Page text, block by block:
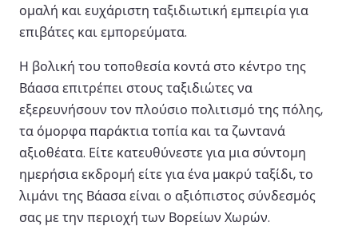
ομαλή και ευχάριστη ταξιδιωτική εμπειρία για
επιβάτες και εμπορεύματα.
Η βολική του τοποθεσία κοντά στο κέντρο της
Βάασα επιτρέπει στους ταξιδιώτες να
εξερευνήσουν τον πλούσιο πολιτισμό της πόλης,
τα όμορφα παράκτια τοπία και τα ζωντανά
αξιοθέατα. Είτε κατευθύνεστε για μια σύντομη
ημερήσια εκδρομή είτε για ένα μακρύ ταξίδι, το
λιμάνι της Βάασα είναι ο αξιόπιστος σύνδεσμός
σας με την περιοχή των Βορείων Χωρών.